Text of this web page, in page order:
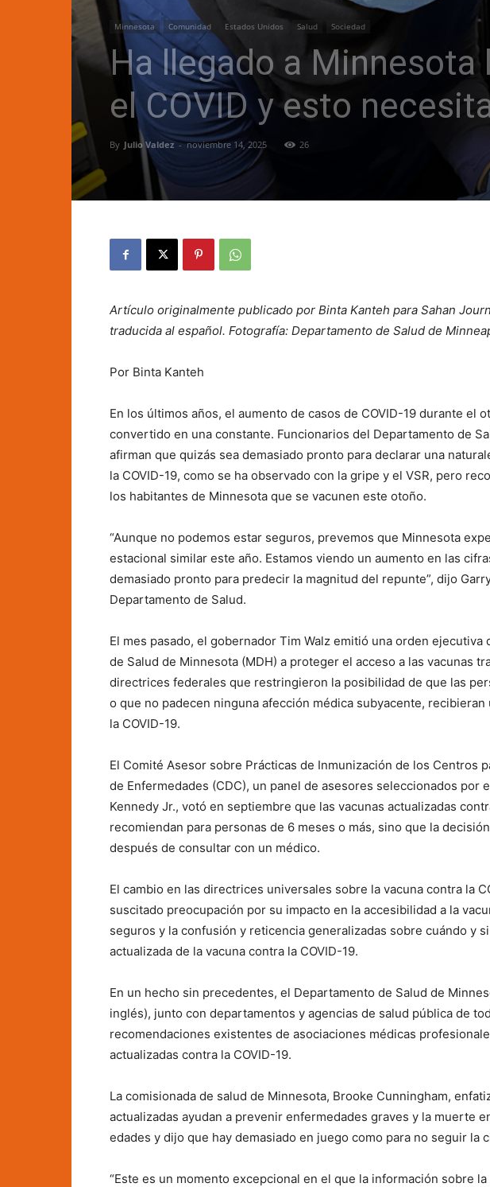
Minnesota Comunidad Estados Unidos Salud Sociedad
Ha llegado a
el COVID y esto
By Julio Valdez - noviembre 14, 2025 26
Artículo originalmente publicado por Binta Kanteh para Sahan
traducida al español. Fotografía: Departamento de Salud de
Por Binta Kanteh
En los últimos años, el aumento de casos de COVID-19 durante el
convertido en una constante. Funcionarios del Departamento de
afirman que quizás sea demasiado pronto para declarar una
la COVID-19, como se ha observado con la gripe y el VSR, pero
los habitantes de Minnesota que se vacunen este otoño.
“Aunque no podemos estar seguros, prevemos que Minnesota
estacional similar este año. Estamos viendo un aumento en las
demasiado pronto para predecir la magnitud del repunte”, dijo
Departamento de Salud.
El mes pasado, el gobernador Tim Walz emitió una orden
de Salud de Minnesota (MDH) a proteger el acceso a las vacunas
directrices federales que restringieron la posibilidad de que las
o que no padecen ninguna afección médica subyacente, recibieran
la COVID-19.
El Comité Asesor sobre Prácticas de Inmunización de los Centros
de Enfermedades (CDC), un panel de asesores seleccionados por
Kennedy Jr., votó en septiembre que las vacunas actualizadas
recomiendan para personas de 6 meses o más, sino que la
después de consultar con un médico.
El cambio en las directrices universales sobre la vacuna contra la
suscitado preocupación por su impacto en la accesibilidad a la
seguros y la confusión y reticencia generalizadas sobre cuándo y
actualizada de la vacuna contra la COVID-19.
En un hecho sin precedentes, el Departamento de Salud de
inglés), junto con departamentos y agencias de salud pública de
recomendaciones existentes de asociaciones médicas
actualizadas contra la COVID-19.
La comisionada de salud de Minnesota, Brooke Cunningham,
actualizadas ayudan a prevenir enfermedades graves y la muerte
edades y dijo que hay demasiado en juego como para no seguir la
“Este es un momento excepcional en el que la información sobre